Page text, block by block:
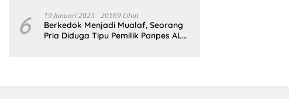
6 19 Januari 2025 20569 Lihat
Berkedok Menjadi Mualaf, Seorang
Pria Diduga Tipu Pemilik Ponpes AL